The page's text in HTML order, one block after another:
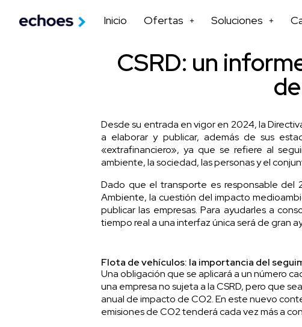
Inicio Ofertas Soluciones
CSRD: un
Desde su entrada en vigor en 2024, la
a elaborar y publicar, además de sus
«extrafinanciero», ya que se refiere al
ambiente, la sociedad, las personas y el
Dado que el transporte es responsable del
Ambiente, la cuestión del impacto
publicar las empresas. Para ayudarles a
tiempo real a una interfaz única será de gran
Flota de vehículos: la importancia del
Una obligación que se aplicará a un número
una empresa no sujeta a la CSRD, pero que
anual de impacto de CO2. En este nuevo
emisiones de CO2 tenderá cada vez más a